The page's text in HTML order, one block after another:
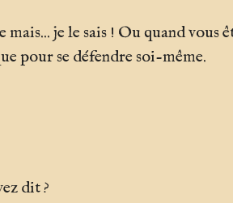
mais... je le sais ! Ou quand
pour se défendre soi-même.
dit ?